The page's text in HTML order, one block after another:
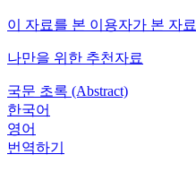
이 자료를 본 이용자가 본 자료
나만을 위한 추천자료
국문 초록 (Abstract)
한국어
영어
번역하기